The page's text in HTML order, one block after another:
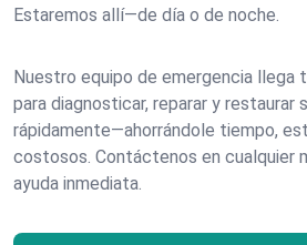
Estaremos allí—de día o de noche.
Nuestro equipo de emergencia llega
para diagnosticar, reparar y restaurar
rápidamente—ahorrándole tiempo,
costosos. Contáctenos en cualquier
ayuda inmediata.